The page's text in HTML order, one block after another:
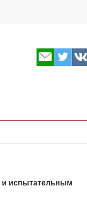
и испытательным